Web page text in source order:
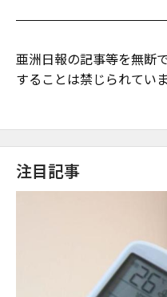
亜洲日報の記事等を無断
することは禁じられていま
注目記事